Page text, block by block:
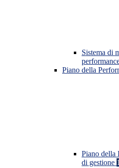
Sistema di
Piano della
Piano della
di gestione 1